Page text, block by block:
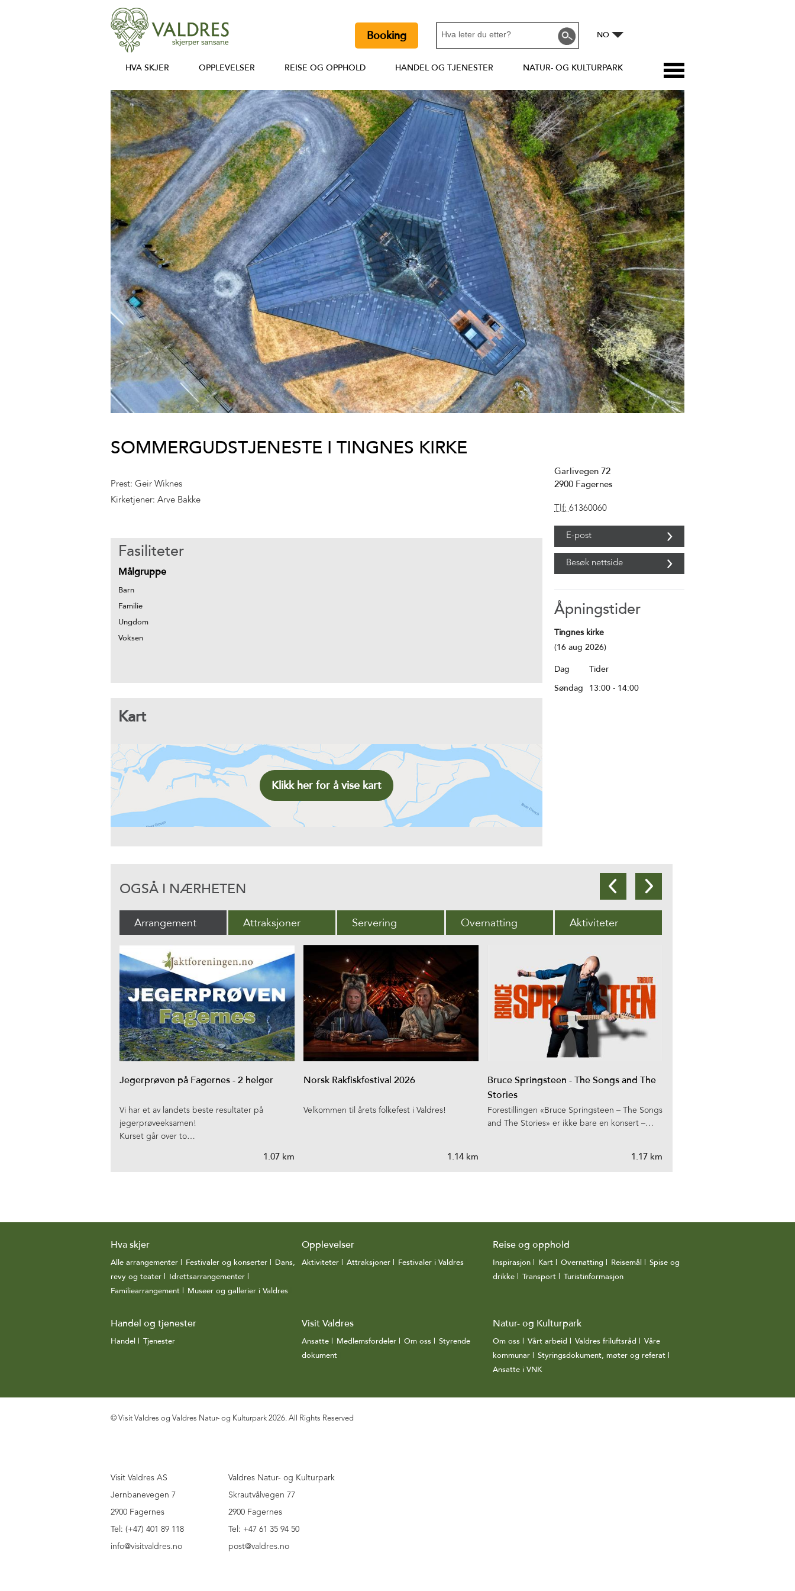
NO
Booking
HVA SKJER OPPLEVELSER REISE OG OPPHOLD HANDEL OG TJENESTER NATUR- OG KULTURPARK
SOMMERGUDSTJENESTE I TINGNES KIRKE
Prest: Geir Wiknes
Kirketjener: Arve Bakke
Fasiliteter
Målgruppe
Barn
Familie
Ungdom
Voksen
Kart
Klikk her for å vise kart
Garlivegen 72
2900 Fagernes
Tlf:61360060
E-post
Besøk nettside
Åpningstider
Tingnes kirke
(16 aug 2026)
Dag
Tider
Søndag
13:00 - 14:00
OGSÅ I NÆRHETEN
Arrangement Attraksjoner Servering Overnatting Aktiviteter
Jegerprøven på Fagernes - 2 helger
Vi har et av landets beste resultater på
jegerprøveeksamen!
Kurset går over to…
1.07 km
Norsk Rakfiskfestival 2026
Velkommen til årets folkefest i Valdres!
1.14 km
Bruce Springsteen - The Songs and The
Stories
Forestillingen «Bruce Springsteen – The Songs
and The Stories» er ikke bare en konsert –…
1.17 km
Hva skjer
Alle arrangementer | Festivaler og konserter | Dans,
revy og teater | Idrettsarrangementer |
Familiearrangement | Museer og gallerier i Valdres
Opplevelser
Aktiviteter | Attraksjoner | Festivaler i Valdres
Reise og opphold
Inspirasjon | Kart | Overnatting | Reisemål | Spise og
drikke | Transport | Turistinformasjon
Handel og tjenester
Handel | Tjenester
Visit Valdres
Ansatte | Medlemsfordeler | Om oss | Styrende
dokument
Natur- og Kulturpark
Om oss | Vårt arbeid | Valdres friluftsråd | Våre
kommunar | Styringsdokument, møter og referat |
Ansatte i VNK|
Visit Valdres AS
Jernbanevegen 7
2900 Fagernes
Tel: (+47) 401 89 118
info@visitvaldres.no
Valdres Natur- og Kulturpark
Skrautvålvegen 77
2900 Fagernes
Tel: +47 61 35 94 50
post@valdres.no
© Visit Valdres og Valdres Natur- og Kulturpark 2026. All Rights Reserved